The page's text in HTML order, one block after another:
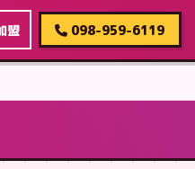
盟 098-959-6119